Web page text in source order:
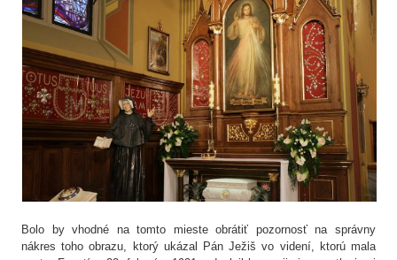
Bolo by vhodné na tomto mieste obrátiť pozornosť na správny
nákres toho obrazu, ktorý ukázal Pán Ježiš vo videní, ktorú mala